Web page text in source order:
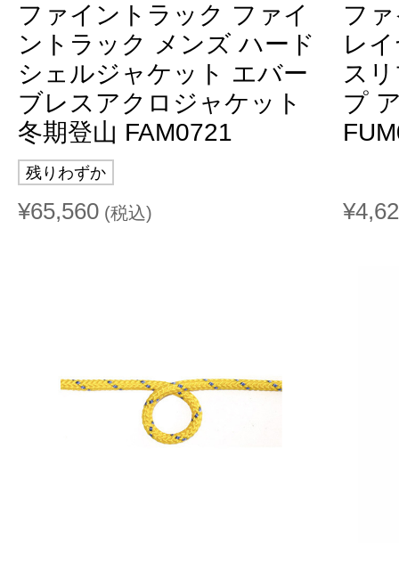
ファイントラック ファイ
ントラック メンズ ハード
シェルジャケット エバー
ブレスアクロジャケット
冬期登山 FAM0721
残りわずか
¥65,560 (税込)
フ
レ
ス
プ